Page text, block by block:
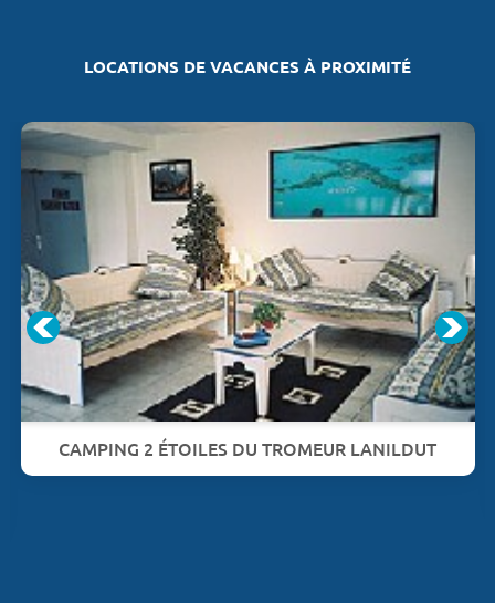
LOCATIONS DE VACANCES À PROXIMITÉ
CAMPING 2 ÉTOILES DU TROMEUR LANILDUT